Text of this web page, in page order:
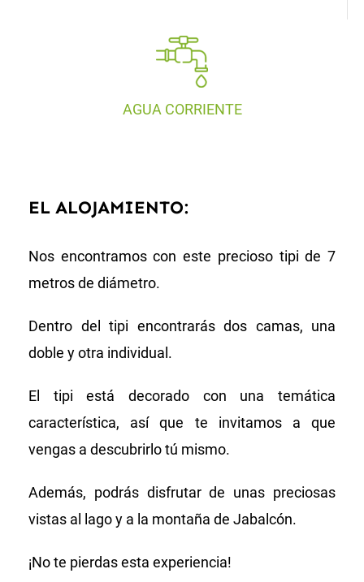
AGUA CORRIENTE
EL ALOJAMIENTO:
Nos encontramos con este precioso tipi de 7
metros de diámetro.
Dentro del tipi encontrarás dos camas, una
doble y otra individual.
El tipi está decorado con una temática
característica, así que te invitamos a que
vengas a descubrirlo tú mismo.
Además, podrás disfrutar de unas preciosas
vistas al lago y a la montaña de Jabalcón.
¡No te pierdas esta experiencia!